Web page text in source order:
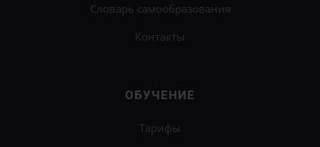
Словарь самообразования
Контакты
ОБУЧЕНИЕ
Тарифы